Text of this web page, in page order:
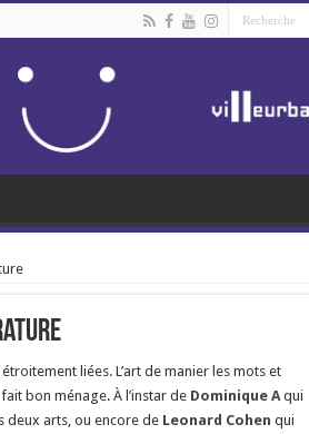
liées. L’art de manier les mots et
bon ménage. À l’instar de Dominique Aqui
deux arts, ou encore de Leonard Cohen qui